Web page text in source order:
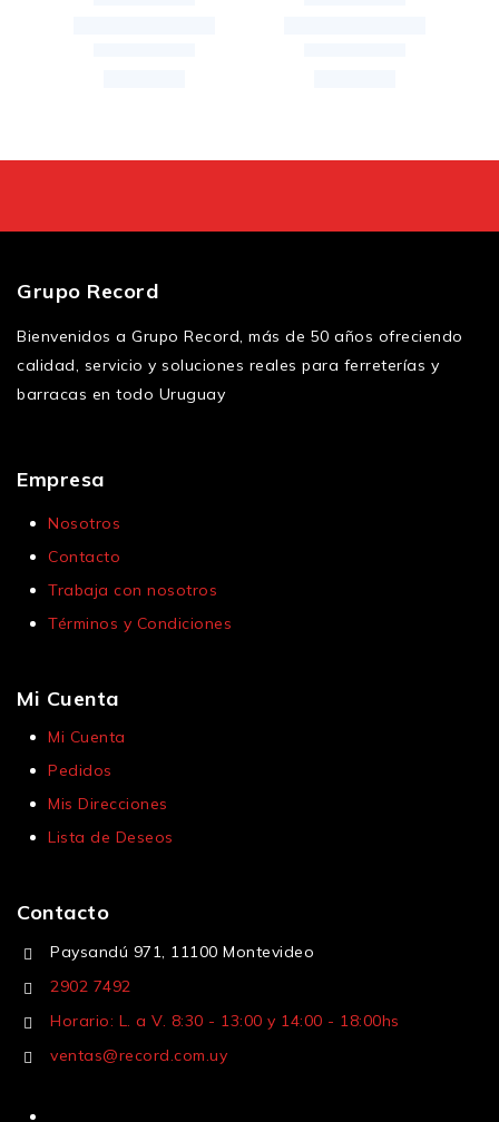
Grupo Record
Bienvenidos a Grupo Record, más de 50 años ofreciendo
calidad, servicio y soluciones reales para ferreterías y
barracas en todo Uruguay
Empresa
Nosotros
Contacto
Trabaja con nosotros
Términos y Condiciones
Mi Cuenta
Mi Cuenta
Pedidos
Mis Direcciones
Lista de Deseos
Contacto
Paysandú 971, 11100 Montevideo
2902 7492
Horario: L. a V. 8:30 - 13:00 y 14:00 - 18:00hs
ventas@record.com.uy